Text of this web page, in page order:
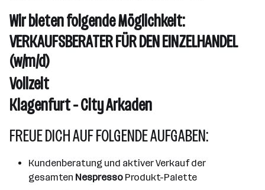
Wir bieten folgende Möglichkeit:
VERKAUFSBERATER FÜR DEN EINZELHANDEL
(w/m/d)
Vollzeit
Klagenfurt - City Arkaden
FREUE DICH AUF FOLGENDE AUFGABEN:
Kundenberatung und aktiver Verkauf der
gesamten Nespresso Produkt-Palette